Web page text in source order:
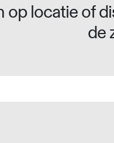
op locatie of
de